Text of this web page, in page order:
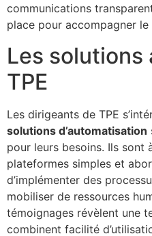
communications
place pour accompagner le
Les solutions
TPE
Les dirigeants de TPE
solutions d’automatisation
pour leurs besoins. Ils sont
plateformes simples et
d’implémenter des
mobiliser de ressources
témoignages révèlent une
combinent facilité